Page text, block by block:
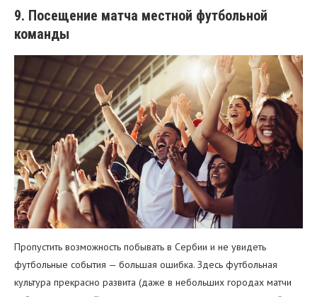
9. Посещение матча местной футбольной
команды
Пропустить возможность побывать в Сербии и не увидеть
футбольные события — большая ошибка. Здесь футбольная
культура прекрасно развита (даже в небольших городах матчи